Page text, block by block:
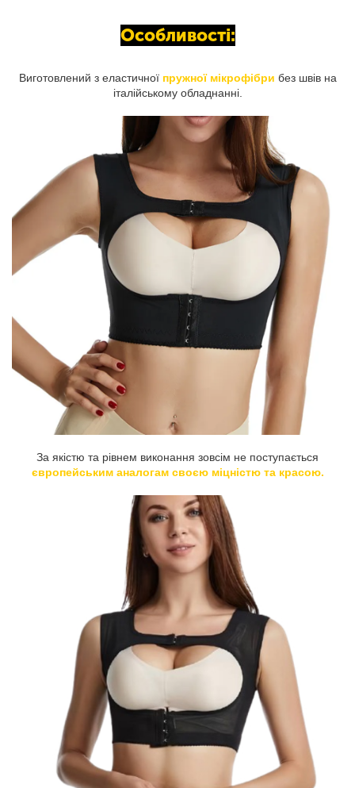
Особливості:
Виготовлений з еластичної пружної мікрофібри без швів на
італійському обладнанні.
За якістю та рівнем виконання зовсім не поступається
європейським аналогам своєю міцністю та красою.